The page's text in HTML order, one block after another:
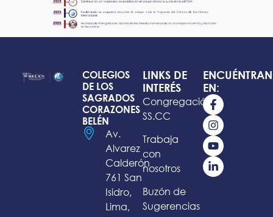
COLEGIOS
DE LOS
SAGRADOS
CORAZONES
BELÉN
Av.
Alvarez
Calderón
761 San
Isidro,
Lima,
LINKS DE
INTERÉS
Congregación
SS.CC
Trabaja
con
nosotros
Buzón de
Sugerencias
EN: